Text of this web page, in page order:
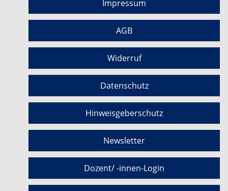
Impressum
AGB
Widerruf
Datenschutz
Hinweisgeberschutz
Newsletter
Dozent/ -innen-Login